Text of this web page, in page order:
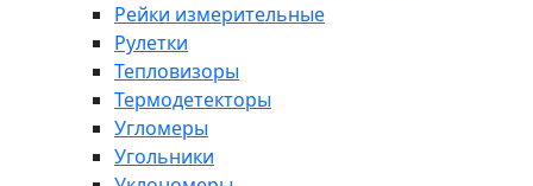
Рейки измерительные
Рулетки
Тепловизоры
Термодетекторы
Угломеры
Угольники